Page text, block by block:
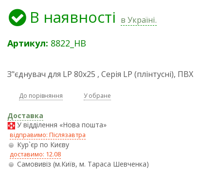
В наявності в Україні.
Артикул: 8822_HB
З"єднувач для LP 80x25 , Серія LP (плінтусні), ПВХ
До порівняння У обране
Доставка
У відділення «Нова пошта»
відправимо: Післязавтра
Кур`єр по Києву
доставимо: 12.08
Самовивіз (м.Київ, м. Тараса Шевченка)